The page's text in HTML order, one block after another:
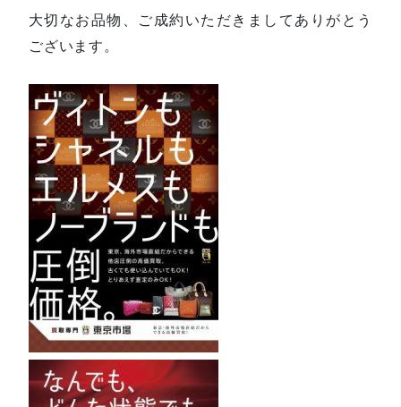
大切なお品物、ご成約いただきましてありがとう
ございます。